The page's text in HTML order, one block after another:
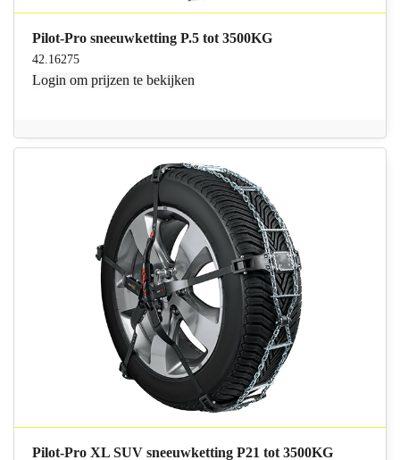
Pilot-Pro sneeuwketting P.5 tot 3500KG
42.16275
Login om prijzen te bekijken
Pilot-Pro XL SUV sneeuwketting P21 tot 3500KG